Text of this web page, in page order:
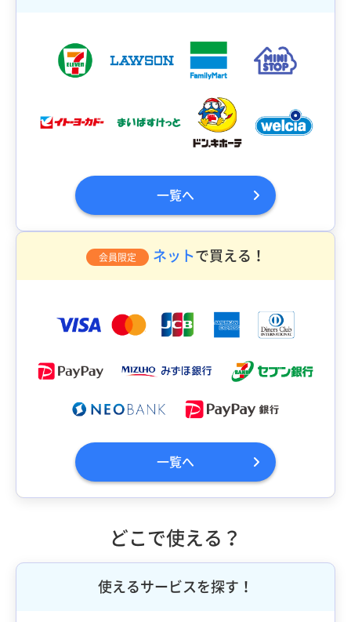
一覧へ
会員限定 ネットで買える！
一覧へ
どこで使える？
使えるサービスを探す！